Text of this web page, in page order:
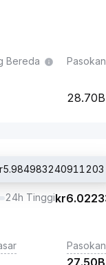
Bereda
28.70B
24h Tinggikr
27.50B